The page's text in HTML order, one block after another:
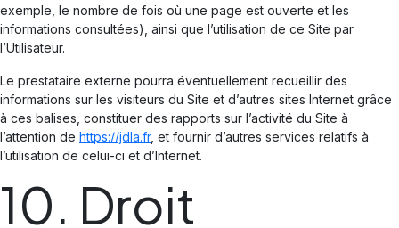
exemple, le nombre de fois où une page est ouverte et les
informations consultées), ainsi que l’utilisation de ce Site par
l’Utilisateur.
Le prestataire externe pourra éventuellement recueillir des
informations sur les visiteurs du Site et d’autres sites Internet grâce
à ces balises, constituer des rapports sur l’activité du Site à
l’attention de https://jdla.fr, et fournir d’autres services relatifs à
l’utilisation de celui-ci et d’Internet.
10. Droit